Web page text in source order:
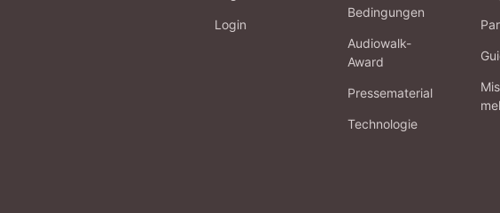
Login
Bedingungen
Audiowalk-
Award
Pressematerial
Technologie